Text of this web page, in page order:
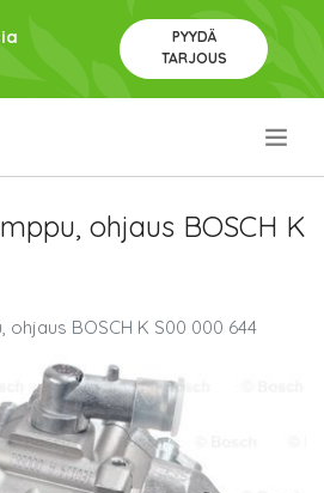
PYYDÄ
TARJOUS
ohjaus BOSCH K
ohjaus BOSCH K S00 000 644